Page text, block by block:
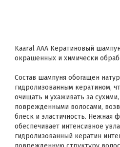
Kaaral AAA Кератиновый
окрашенных и химически
Состав шампуня обогащен
гидролизованным кератином,
очищать и ухаживать за
поврежденными волосами,
блеск и эластичность. Нежная
обеспечивает интенсивное
гидролизованный кератин